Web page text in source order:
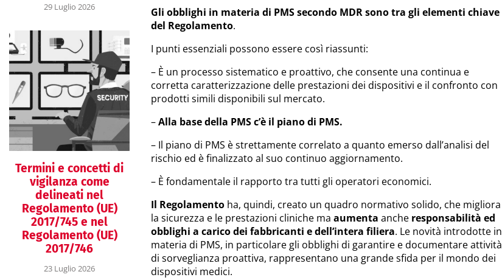
29 Luglio 2026
Termini e concetti di
vigilanza come
delineati nel
Regolamento (UE)
2017/745 e nel
Regolamento (UE)
2017/746
23 Luglio 2026
Gli obblighi in materia di PMS secondo MDR sono tra gli elementi chiave
del Regolamento.
I punti essenziali possono essere così riassunti:
– È un processo sistematico e proattivo, che consente una continua e
corretta caratterizzazione delle prestazioni dei dispositivi e il confronto con
prodotti simili disponibili sul mercato.
–Alla base della PMS c’è il piano di PMS.
– Il piano di PMS è strettamente correlato a quanto emerso dall’analisi del
rischio ed è finalizzato al suo continuo aggiornamento.
– È fondamentale il rapporto tra tutti gli operatori economici.
Il Regolamento ha, quindi, creato un quadro normativo solido, che migliora
la sicurezza e le prestazioni cliniche ma aumenta anche responsabilità ed
obblighi a carico dei fabbricanti e dell’intera filiera. Le novità introdotte in
materia di PMS, in particolare gli obblighi di garantire e documentare attività
di sorveglianza proattiva, rappresentano una grande sfida per il mondo dei
dispositivi medici.